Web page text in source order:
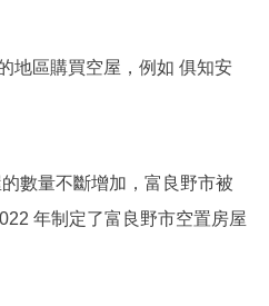
地區購買空屋，例如 俱知安
數量不斷增加，富良野市被
年制定了富良野市空置房屋